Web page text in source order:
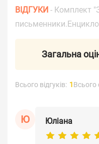
ВІДГУКИ - Комплект
Загальна
Всього відгуків: 1Всього
Ю Юліана